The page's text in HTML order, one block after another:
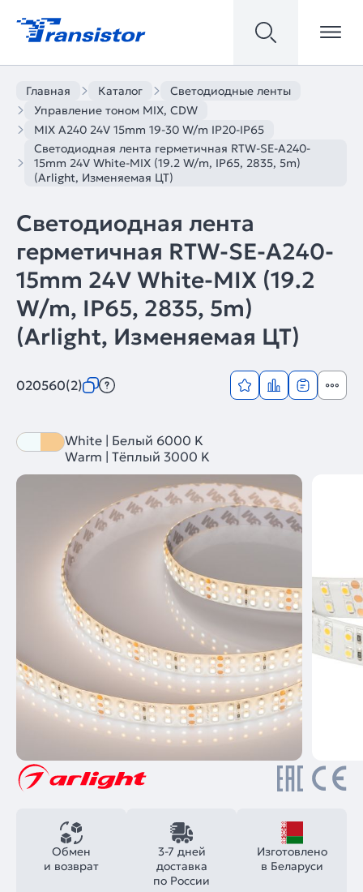
Главная Каталог
Светодиодные ленты
Управление тоном MIX, CDW
MIX A240 24V 15mm 19-30 W/m IP20-IP65
Светодиодная лента герметичная RTW-SE-A240-
15mm 24V White-MIX (19.2 W/m, IP65, 2835, 5m)
(Arlight, Изменяемая ЦТ)
Светодиодная лента
герметичная RTW-SE-A240-
15mm 24V White-MIX (19.2
W/m, IP65, 2835, 5m)
(Arlight, Изменяемая ЦТ)
020560(2)
White | Белый 6000 K
Warm | Тёплый 3000 K
3-7 дней
доставка
по России
Обмен
и возврат
Изготовлено
в Беларуси